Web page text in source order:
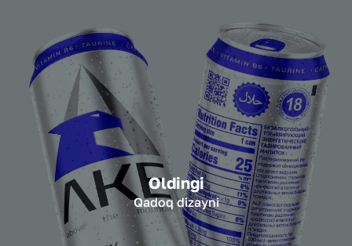
Oldingi
Qadoq dizayni